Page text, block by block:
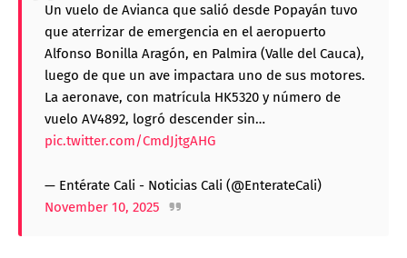
Un vuelo de Avianca que salió desde Popayán tuvo
que aterrizar de emergencia en el aeropuerto
Alfonso Bonilla Aragón, en Palmira (Valle del Cauca),
luego de que un ave impactara uno de sus motores.
La aeronave, con matrícula HK5320 y número de
vuelo AV4892, logró descender sin…
pic.twitter.com/CmdJjtgAHG
— Entérate Cali - Noticias Cali (@EnterateCali)
November 10, 2025